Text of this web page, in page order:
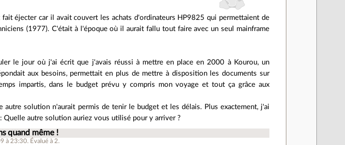
éjecter car il avait couvert les achats d'ordinateurs HP9825 qui permettaient de
(1977). C'était à l'époque où il aurait fallu tout faire avec un seul mainframe
le jour où j'ai écrit que j'avais réussi à mettre en place en 2000 à Kourou, un
aux besoins, permettait en plus de mettre à disposition les documents sur
impartis, dans le budget prévu y compris mon voyage et tout ça grâce aux
autre solution n'aurait permis de tenir le budget et les délais. Plus exactement, j'ai
Quelle autre solution auriez vous utilisé pour y arriver ?
quand même !
à 23:30. Évalué à2.